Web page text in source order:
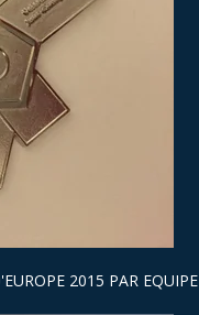
2015 PAR EQUIPE